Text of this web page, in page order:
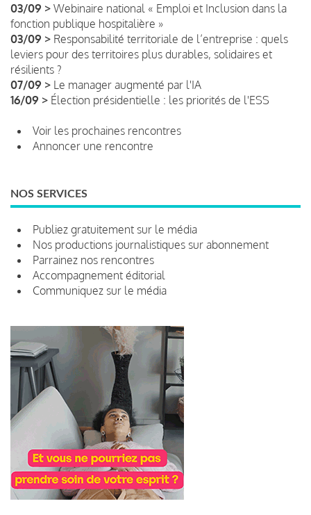
03/09 > Webinaire national « Emploi et Inclusion dans la
fonction publique hospitalière »
03/09 > Responsabilité territoriale de l’entreprise : quels
leviers pour des territoires plus durables, solidaires et
résilients ?
07/09 > Le manager augmenté par l'IA
16/09 > Élection présidentielle : les priorités de l'ESS
Voir les prochaines rencontres
Annoncer une rencontre
NOS SERVICES
Publiez gratuitement sur le média
Nos productions journalistiques sur abonnement
Parrainez nos rencontres
Accompagnement éditorial
Communiquez sur le média